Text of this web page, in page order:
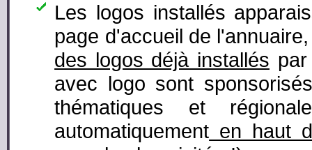
Les logos installés
page d'accueil de
des logos déjà installés
avec logo sont
thématiques et
automatiquement en haut